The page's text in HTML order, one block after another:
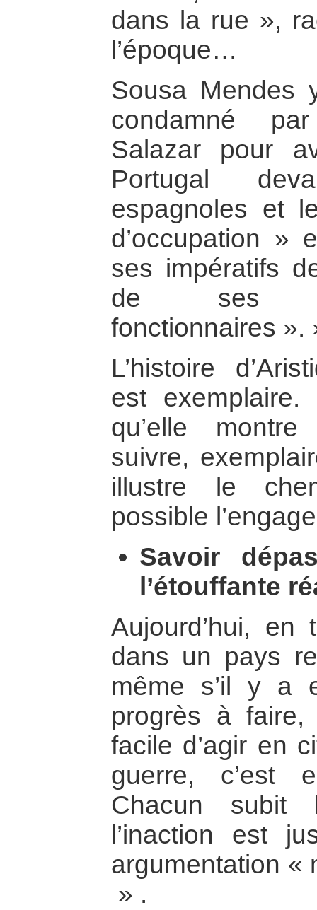
dans la rue »,
l’époque…
Sousa Mendes
condamné
Salazar pour
Portugal
espagnoles et
d’occupation »
ses impératifs
de ses
fonctionnaires ».
L’histoire
est
qu’elle
suivre,
illustre le
possible
Savoir
l’étouffante
Aujourd’hui,
dans un pays
même s’il y a
progrès à faire,
facile d’agir en
guerre, c’est
Chacun subit
l’inaction est
argumentation «
» .